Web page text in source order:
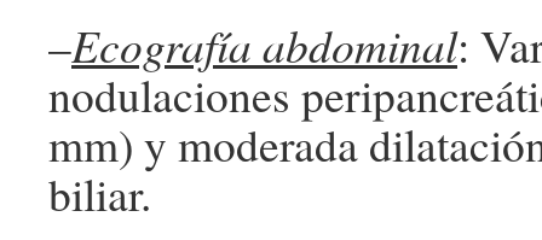
–Ecografía abdominal:
nodulaciones
mm) y moderada
biliar.